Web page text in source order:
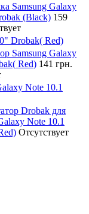
Samsung Galaxy
(Black) 159
Drobak( Red)
Samsung Galaxy
Red) 141 грн.
Note 10.1
Drobak для
Note 10.1
Отсутствует